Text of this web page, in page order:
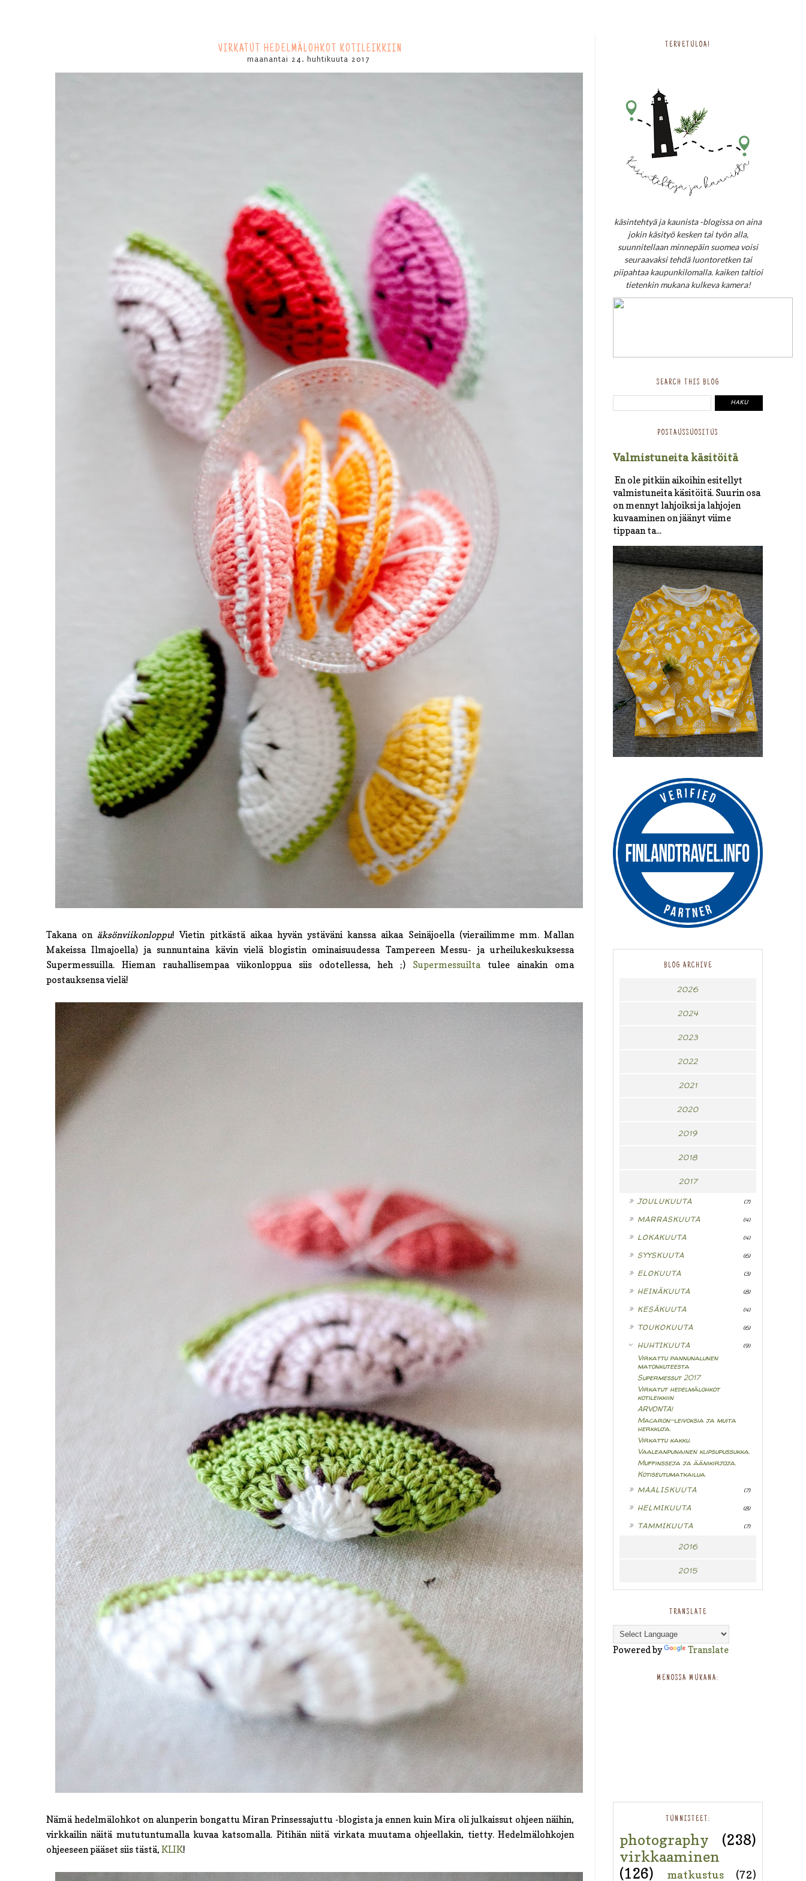
VIRKATUT HEDELMÄLOHKOT KOTILEIKKIIN
maanantai 24. huhtikuuta 2017
Takana on äksönviikonloppu! Vietin pitkästä aikaa hyvän ystäväni kanssa aikaa Seinäjoella (vierailimme mm. Mallan
Makeissa Ilmajoella) ja sunnuntaina kävin vielä blogistin ominaisuudessa Tampereen Messu- ja urheilukeskuksessa
Supermessuilla. Hieman rauhallisempaa viikonloppua siis odotellessa, heh ;) Supermessuilta tulee ainakin oma
postauksensa vielä!
Nämä hedelmälohkot on alunperin bongattu Miran Prinsessajuttu -blogista ja ennen kuin Mira oli julkaissut ohjeen näihin,
virkkailin näitä mututuntumalla kuvaa katsomalla. Pitihän niitä virkata muutama ohjeellakin, tietty. Hedelmälohkojen
ohjeeseen pääset siis tästä, KLIK!
TERVETULOA!
käsintehtyä ja kaunista -blogissa on aina
jokin käsityö kesken tai työn alla,
suunnitellaan minnepäin suomea voisi
seuraavaksi tehdä luontoretken tai
piipahtaa kaupunkilomalla. kaiken taltioi
tietenkin mukana kulkeva kamera!
SEARCH THIS BLOG
POSTAUSSUOSITUS
Valmistuneita käsitöitä
En ole pitkiin aikoihin esitellyt
valmistuneita käsitöitä. Suurin osa
on mennyt lahjoiksi ja lahjojen
kuvaaminen on jäänyt viime
tippaan ta...
BLOG ARCHIVE
2026
2024
2023
2022
2021
2020
2019
2018
2017
JOULUKUUTA (7)
MARRASKUUTA (4)
LOKAKUUTA (4)
SYYSKUUTA (6)
ELOKUUTA (3)
HEINÄKUUTA (8)
KESÄKUUTA (4)
TOUKOKUUTA (6)
HUHTIKUUTA (9)
Virkattu pannunalunen
matonkuteesta
Supermessut 2017
Virkatut hedelmälohkot
kotileikkiin
ARVONTA!
Macaron-leivoksia ja muita
herkkuja.
Virkattu kakku.
Vaaleanpunainen klipsupussukka.
Muffinsseja ja äänikirjoja.
Kotiseutumatkailua.
MAALISKUUTA (7)
HELMIKUUTA (8)
TAMMIKUUTA (7)
2016
2015
TRANSLATE
Powered by Translate
MENOSSA MUKANA:
TUNNISTEET:
photography
(238)
virkkaaminen
(126)
matkustus (72)